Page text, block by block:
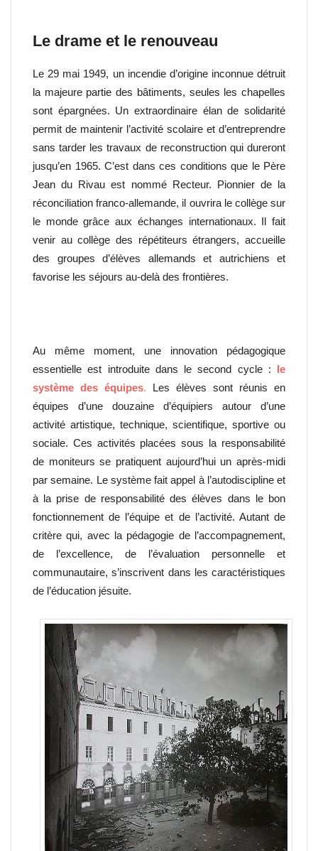
Le drame et le renouveau
Le 29 mai 1949, un incendie d’origine inconnue détruit
la majeure partie des bâtiments, seules les chapelles
sont épargnées. Un extraordinaire élan de solidarité
permit de maintenir l’activité scolaire et d’entreprendre
sans tarder les travaux de reconstruction qui dureront
jusqu’en 1965. C’est dans ces conditions que le Père
Jean du Rivau est nommé Recteur. Pionnier de la
réconciliation franco-allemande, il ouvrira le collège sur
le monde grâce aux échanges internationaux. Il fait
venir au collège des répétiteurs étrangers, accueille
des groupes d’élèves allemands et autrichiens et
favorise les séjours au-delà des frontières.
Au même moment, une innovation pédagogique
essentielle est introduite dans le second cycle : le
système des équipes. Les élèves sont réunis en
équipes d’une douzaine d’équipiers autour d’une
activité artistique, technique, scientifique, sportive ou
sociale. Ces activités placées sous la responsabilité
de moniteurs se pratiquent aujourd’hui un après-midi
par semaine. Le système fait appel à l’autodiscipline et
à la prise de responsabilité des élèves dans le bon
fonctionnement de l’équipe et de l’activité. Autant de
critère qui, avec la pédagogie de l’accompagnement,
de l’excellence, de l’évaluation personnelle et
communautaire, s’inscrivent dans les caractéristiques
de l’éducation jésuite.